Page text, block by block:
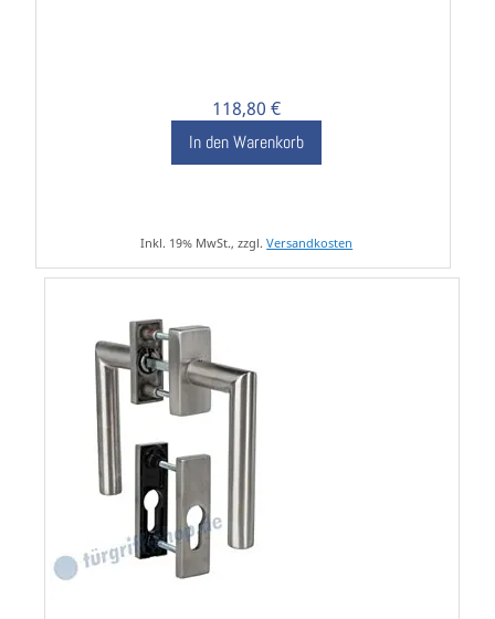
118,80 €
In den Warenkorb
Inkl. 19% MwSt., zzgl.Versandkosten